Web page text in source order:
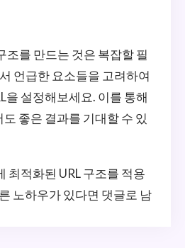
조를 만드는 것은 복잡할 필
언급한 요소들을 고려하여
을 설정해보세요. 이를 통해
도 좋은 결과를 기대할 수 있
최적화된 URL 구조를 적용
노하우가 있다면 댓글로 남